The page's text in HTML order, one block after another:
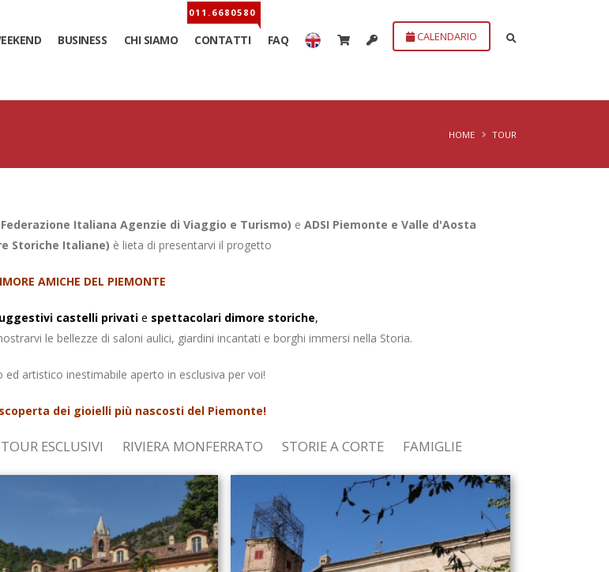
BUSINESS CHI SIAMO CONTATTI FAQ CALENDARIO
HOME TOUR
Italiana Agenzie di Viaggio e Turismo) e ADSI Piemonte e Valle d'Aosta
Storiche Italiane) è lieta di presentarvi il progetto
AMICHE DEL PIEMONTE
castelli privati e spettacolari dimore storiche,
le bellezze di saloni aulici, giardini incantati e borghi immersi nella Storia.
artistico inestimabile aperto in esclusiva per voi!
dei gioielli più nascosti del Piemonte!
TOUR ESCLUSIVI RIVIERA MONFERRATO STORIE A CORTE FAMIGLIE